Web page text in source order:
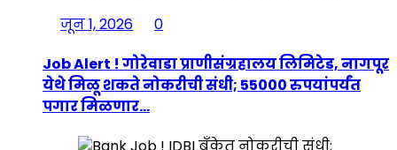
जून 1, 2026
0
Job Alert ! गोरेवाडा प्राणीसंग्रहालय लिमिटेड, नागपूर
येथे मिळू शकते नोकरीची संधी; 55000 रुपयांपर्यंत
पगार मिळणार…